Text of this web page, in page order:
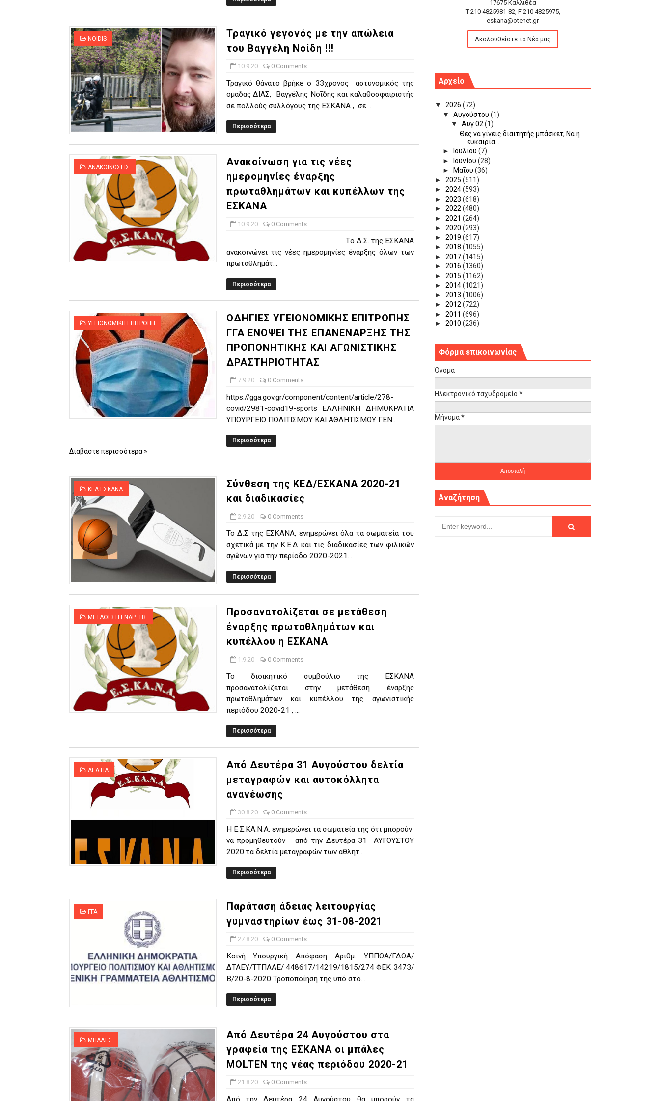
NOIDIS
Τραγικό γεγονός με την απώλεια
του Βαγγέλη Νοίδη !!!
10.9.20 0 Comments
Τραγικό θάνατο βρήκε ο 33χρονος αστυνομικός της
ομάδας ΔΙΑΣ, Βαγγέλης Νοΐδης και καλαθοσφαιριστής
σε πολλούς συλλόγους της ΕΣΚΑΝΑ , σε ...
Περισσότερα
ΑΝΑΚΟΙΝΩΣΕΙΣ
Ανακοίνωση για τις νέες
ημερομηνίες έναρξης
πρωταθλημάτων και κυπέλλων της
ΕΣΚΑΝΑ
10.9.20 0 Comments
Tο Δ.Σ. της ΕΣΚΑΝΑ
ανακοινώνει τις νέες ημερομηνίες έναρξης όλων των
πρωταθλημάτ...
Περισσότερα
ΥΓΕΙΟΝΟΜΙΚΗ ΕΠΙΤΡΟΠΗ
ΟΔΗΓΙΕΣ ΥΓΕΙΟΝΟΜΙΚΗΣ ΕΠΙΤΡΟΠΗΣ
ΓΓΑ ΕΝΟΨΕΙ ΤΗΣ ΕΠΑΝΕΝΑΡΞΗΣ ΤΗΣ
ΠΡΟΠΟΝΗΤΙΚΗΣ ΚΑΙ ΑΓΩΝΙΣΤΙΚΗΣ
ΔΡΑΣΤΗΡΙΟΤΗΤΑΣ
7.9.20 0 Comments
https://gga.gov.gr/component/content/article/278-
covid/2981-covid19-sports ΕΛΛΗΝΙΚΗ ΔΗΜΟΚΡΑΤΙΑ
ΥΠΟΥΡΓΕΙΟ ΠΟΛΙΤΙΣΜΟΥ ΚΑΙ ΑΘΛΗΤΙΣΜΟΥ ΓΕΝ...
Περισσότερα
Διαβάστε περισσότερα »
ΚΕΔ ΕΣΚΑΝΑ
Σύνθεση της ΚΕΔ/ΕΣΚΑΝΑ 2020-21
και διαδικασίες
2.9.20 0 Comments
Το Δ.Σ της ΕΣΚΑΝΑ, ενημερώνει όλα τα σωματεία του
σχετικά με την Κ.Ε.Δ και τις διαδικασίες των φιλικών
αγώνων για την περίοδο 2020-2021....
Περισσότερα
ΜΕΤΑΘΕΣΗ ΕΝΑΡΞΗΣ
Προσανατολίζεται σε μετάθεση
έναρξης πρωταθλημάτων και
κυπέλλου η ΕΣΚΑΝΑ
1.9.20 0 Comments
Το διοικητικό συμβούλιο της ΕΣΚΑΝΑ
προσανατολίζεται στην μετάθεση έναρξης
πρωταθλημάτων και κυπέλλου της αγωνιστικής
περιόδου 2020-21 , ...
Περισσότερα
ΔΕΛΤΙΑ
Από Δευτέρα 31 Αυγούστου δελτία
μεταγραφών και αυτοκόλλητα
ανανέωσης
30.8.20 0 Comments
Η Ε.Σ.ΚΑ.Ν.Α. ενημερώνει τα σωματεία της ότι μπορούν
να προμηθευτούν από την Δευτέρα 31 ΑΥΓΟΥΣΤΟΥ
2020 τα δελτία μεταγραφών των αθλητ...
Περισσότερα
ΓΓΑ
Παράταση άδειας λειτουργίας
γυμναστηρίων έως 31-08-2021
27.8.20 0 Comments
Κοινή Υπουργική Απόφαση Αριθμ. ΥΠΠΟΑ/ΓΔΟΑ/
ΔΤΑΕΥ/ΤΤΠΑΑΕ/ 448617/14219/1815/274 ΦΕΚ 3473/
Β/20-8-2020 Τροποποίηση της υπό στο...
Περισσότερα
ΜΠΑΛΕΣ
Από Δευτέρα 24 Αυγούστου στα
γραφεία της ΕΣΚΑΝΑ οι μπάλες
MOLTEN της νέας περιόδου 2020-21
21.8.20 0 Comments
Από την Δευτέρα 24 Αυγούστου θα μπορούν τα
17675 Καλλιθέα
T 210 4825981-82, F 210 4825975,
eskana@otenet.gr
Ακολουθείστε τα Νέα μας
Αρχείο
▼ 2026 (72)
▼Αυγούστου(1)
▼Αυγ 02(1)
Θες να γίνεις διαιτητής μπάσκετ; Να η
ευκαιρία...
►
Ιουλίου(7)
►
Ιουνίου(28)
► Μαΐου(36)
► 2025 (511)
► 2024(593)
► 2023 (618)
► 2022(480)
► 2021 (264)
► 2020 (293)
► 2019 (617)
► 2018 (1055)
► 2017(1415)
► 2016 (1360)
► 2015 (1162)
► 2014(1021)
► 2013 (1006)
► 2012(722)
► 2011 (696)
► 2010 (236)
Φόρμα επικοινωνίας
Όνομα
Ηλεκτρονικό ταχυδρομείο *
Μήνυμα*
Αναζήτηση